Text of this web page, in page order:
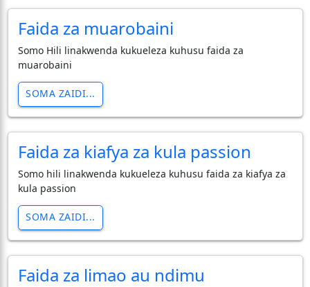
Faida za muarobaini
Somo Hili linakwenda kukueleza kuhusu faida za
muarobaini
SOMA ZAIDI...
Faida za kiafya za kula passion
Somo hili linakwenda kukueleza kuhusu faida za kiafya za
kula passion
SOMA ZAIDI...
Faida za limao au ndimu